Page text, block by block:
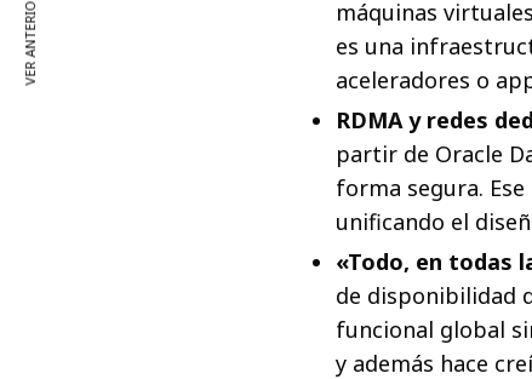
máquinas
es una
aceleradores o
RDMA y redes
partir de Oracle
forma segura.
unificando el
«Todo, en todas
de disponibilidad
funcional global
y además hace
VER ANTERIOR